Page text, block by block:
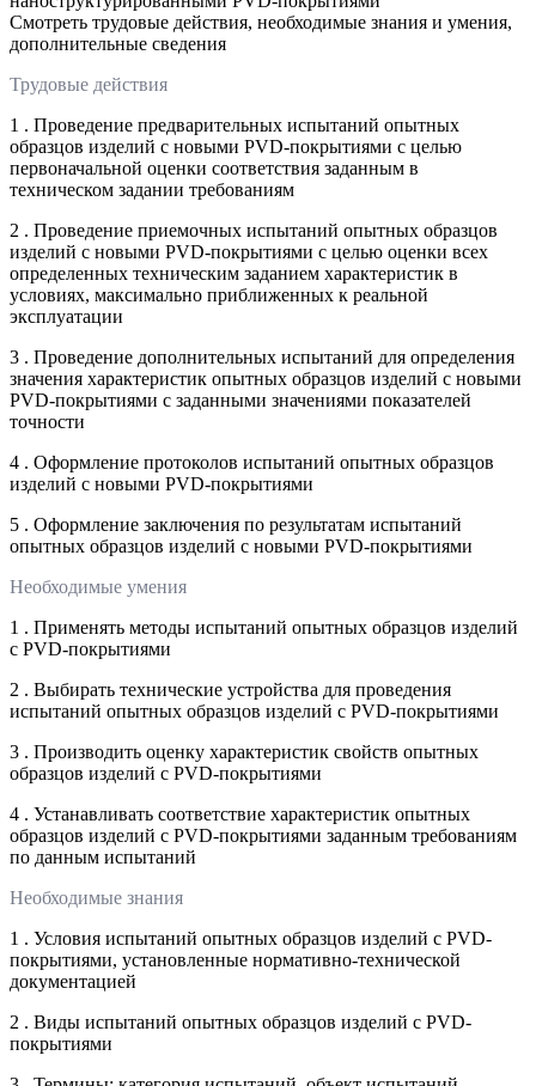
Смотреть трудовые действия, необходимые знания и умения,
дополнительные сведения
Трудовые действия
1 . Проведение предварительных испытаний опытных
образцов изделий с новыми PVD-покрытиями с целью
первоначальной оценки соответствия заданным в
техническом задании требованиям
2 . Проведение приемочных испытаний опытных образцов
изделий с новыми PVD-покрытиями с целью оценки всех
определенных техническим заданием характеристик в
условиях, максимально приближенных к реальной
эксплуатации
3 . Проведение дополнительных испытаний для определения
значения характеристик опытных образцов изделий с новыми
PVD-покрытиями с заданными значениями показателей
точности
4 . Оформление протоколов испытаний опытных образцов
изделий с новыми PVD-покрытиями
5 . Оформление заключения по результатам испытаний
опытных образцов изделий с новыми PVD-покрытиями
Необходимые умения
1 . Применять методы испытаний опытных образцов изделий
с PVD-покрытиями
2 . Выбирать технические устройства для проведения
испытаний опытных образцов изделий с PVD-покрытиями
3 . Производить оценку характеристик свойств опытных
образцов изделий с PVD-покрытиями
4 . Устанавливать соответствие характеристик опытных
образцов изделий с PVD-покрытиями заданным требованиям
по данным испытаний
Необходимые знания
1 . Условия испытаний опытных образцов изделий с PVD-
покрытиями, установленные нормативно-технической
документацией
2 . Виды испытаний опытных образцов изделий с PVD-
покрытиями